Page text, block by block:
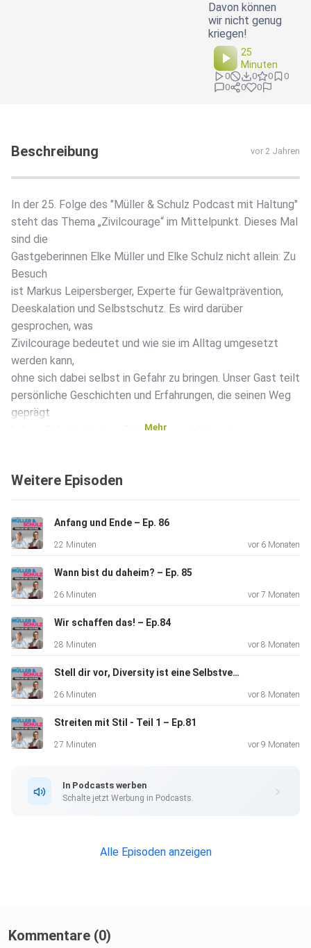
Davon können
wir nicht genug
kriegen!
25
Minuten
0 0 0
0
0
0 0
Beschreibung vor 2 Jahren
In der 25. Folge des "Müller & Schulz Podcast mit Haltung"
steht das Thema „Zivilcourage“ im Mittelpunkt. Dieses Mal
sind die
Gastgeberinnen Elke Müller und Elke Schulz nicht allein: Zu
Besuch
ist Markus Leipersberger, Experte für Gewaltprävention,
Deeskalation und Selbstschutz. Es wird darüber
gesprochen, was
Zivilcourage bedeutet und wie sie im Alltag umgesetzt
werden kann,
ohne sich dabei selbst in Gefahr zu bringen. Unser Gast teilt
persönliche Geschichten und Erfahrungen, die seinen Weg
geprägt
haben. Er betont, dass Zivilcourage nicht nur in
ist.
Umwelt sowie
eine deeskalierende Kommunikation sind der Schlüssel, um
Zivilcourage zu zeigen. Weitere Informationen zu Markus
Leipersberger findest du unter https://www.dynamic-
defence.de/.
Mehr
Weitere Episoden
Anfang und Ende – Ep. 86
22 Minuten vor 6 Monaten
Wann bist du daheim? – Ep. 85
26 Minuten vor 7 Monaten
Wir schaffen das! – Ep.84
28 Minuten vor 8 Monaten
Stell dir vor, Diversity ist eine Selbstverständlichkeit – Ep.83
26 Minuten vor 8 Monaten
Streiten mit Stil - Teil 1 – Ep.81
27 Minuten vor 9 Monaten
In Podcasts werben
Schalte jetzt Werbung in Podcasts.
Alle Episoden anzeigen
Kommentare (0)